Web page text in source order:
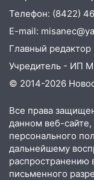
09:25
избившим
08:27
один из
07:02 Жара
погода в
06:10 Двое
летнюю
Телефон: (8422)
E-mail:
Главный
Учредитель - ИП
© 2014-2026
Все права
данном веб-
персонального
дальнейшему
распространению
письменного